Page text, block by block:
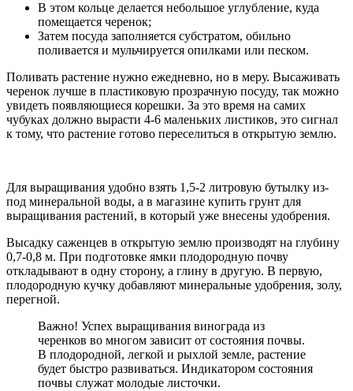
В этом кольце делается небольшое углубление, куда
помещается черенок;
Затем посуда заполняется субстратом, обильно
поливается и мульчируется опилками или песком.
Поливать растение нужно ежедневно, но в меру. Высаживать
черенок лучше в пластиковую прозрачную посуду, так можно
увидеть появляющиеся корешки. За это время на самих
чубуках должно вырасти 4-6 маленьких листиков, это сигнал
к тому, что растение готово переселиться в открытую землю.
Для выращивания удобно взять 1,5-2 литровую бутылку из-
под минеральной воды, а в магазине купить грунт для
выращивания растений, в который уже внесены удобрения.
Высадку саженцев в открытую землю производят на глубину
0,7-0,8 м. При подготовке ямки плодородную почву
откладывают в одну сторону, а глину в другую. В первую,
плодородную кучку добавляют минеральные удобрения, золу,
перегной.
Важно! Успех выращивания винограда из
черенков во многом зависит от состояния почвы.
В плодородной, легкой и рыхлой земле, растение
будет быстро развиваться. Индикатором состояния
почвы служат молодые листочки.